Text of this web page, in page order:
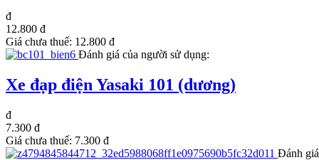
đ
12.800 đ
Giá chưa thuế: 12.800 đ
Đánh giá của người sử dụng:
Xe đạp điện Yasaki 101 (dương)
đ
7.300 đ
Giá chưa thuế: 7.300 đ
Đánh